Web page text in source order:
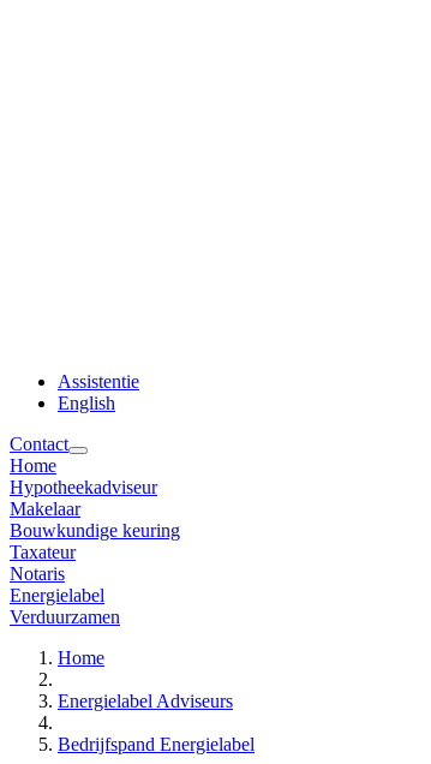
Assistentie
English
Contact
Home
Hypotheekadviseur
Makelaar
Bouwkundige keuring
Taxateur
Notaris
Energielabel
Verduurzamen
Home
Energielabel Adviseurs
Bedrijfspand Energielabel